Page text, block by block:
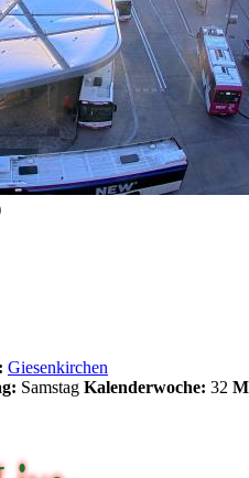
Giesenkirchen
Samstag Kalenderwoche: 32